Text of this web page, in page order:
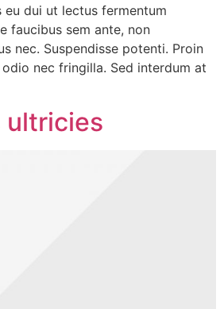
dui ut lectus fermentum
faucibus sem ante, non
nec. Suspendisse potenti. Proin
nec fringilla. Sed interdum at
ultricies